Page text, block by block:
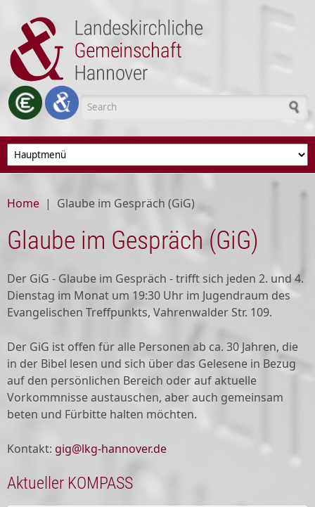
Search form
Home | Glaube im Gespräch (GiG)
Glaube im Gespräch (GiG)
Der GiG - Glaube im Gespräch - trifft sich jeden 2. und 4.
Dienstag im Monat um 19:30 Uhr im Jugendraum des
Evangelischen Treffpunkts, Vahrenwalder Str. 109.
Der GiG ist offen für alle Personen ab ca. 30 Jahren, die
in der Bibel lesen und sich über das Gelesene in Bezug
auf den persönlichen Bereich oder auf aktuelle
Vorkommnisse austauschen, aber auch gemeinsam
beten und Fürbitte halten möchten.
Kontakt: gig@lkg-hannover.de
Aktueller KOMPASS